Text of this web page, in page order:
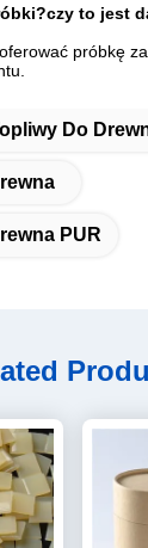
to jest
próbkę
Do
PUR